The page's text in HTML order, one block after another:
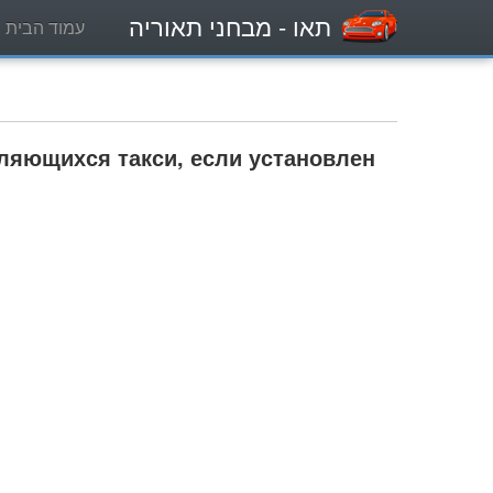
תאו - מבחני תאוריה עמוד הבית
такси, если установлен